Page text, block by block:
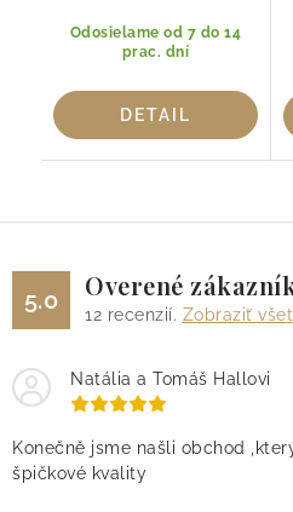
Odosielame od 7 do 14
prac. dní
DETAIL
5.0 Overené
12 recenzií. Zobraziť
Natália a Tomáš Hallovi
Konečně jsme našli obchod
špičkové kvality